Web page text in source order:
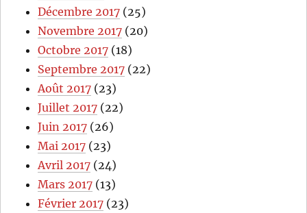
Décembre 2017 (25)
Novembre 2017 (20)
Octobre 2017 (18)
Septembre 2017 (22)
Août 2017 (23)
Juillet 2017 (22)
Juin 2017 (26)
Mai 2017 (23)
Avril 2017 (24)
Mars 2017 (13)
Février 2017 (23)